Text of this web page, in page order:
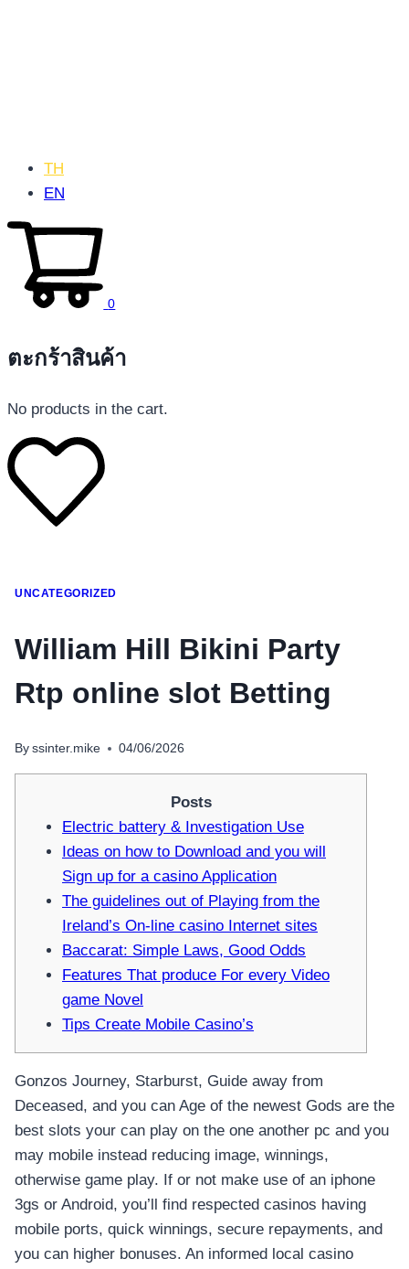
โทรศัพท์มือถือ
อุปกรณ์เสริมโทรศัพท์
สินค้าตามแบรนด์
TH
EN
0
ตะกร้าสินค้า
No products in the cart.
UNCATEGORIZED
William Hill Bikini Party
Rtp online slot Betting
By ssinter.mike 04/06/2026
Posts
Electric battery & Investigation Use
Ideas on how to Download and you will
Sign up for a casino Application
The guidelines out of Playing from the
Ireland’s On-line casino Internet sites
Baccarat: Simple Laws, Good Odds
Features That produce For every Video
game Novel
Tips Create Mobile Casino’s
Gonzos Journey, Starburst, Guide away from
Deceased, and you can Age of the newest Gods are the
best slots your can play on the one another pc and you
may mobile instead reducing image, winnings,
otherwise game play. If or not make use of an iphone
3gs or Android, you’ll find respected casinos having
mobile ports, quick winnings, secure repayments, and
you can higher bonuses. An informed local casino